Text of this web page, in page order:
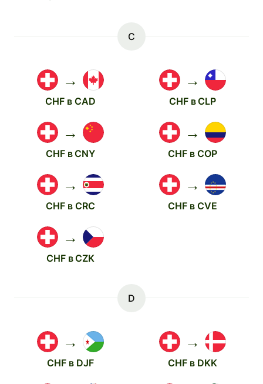
C
→
CHF в CAD
→
CHF в CLP
→
CHF в CNY
→
CHF в COP
→
CHF в CRC
→
CHF в CVE
→
CHF в CZK
D
→
CHF в DJF
→
CHF в DKK